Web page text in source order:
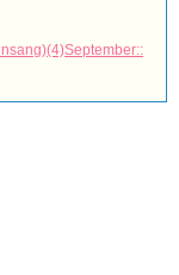
짱 출신 &#39;한혜진
? 밥블레스유 2
TSUTAYAにて先行
현빈❤️ 손예진 Son Ye
ジン / エンジョイ❕
作発表会
（28日）結婚……
、「健康がとても回